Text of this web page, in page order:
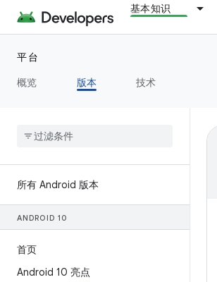
基本知识
平台
概览
版本 技术
所有 Android 版本
ANDROID 10
首页
Android 10 亮点